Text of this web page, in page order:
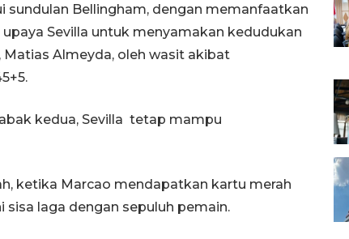
sundulan Bellingham, dengan memanfaatkan
Sevilla untuk menyamakan kedudukan
Almeyda, oleh wasit akibat
kedua, Sevilla tetap mampu
ketika Marcao mendapatkan kartu merah
laga dengan sepuluh pemain.